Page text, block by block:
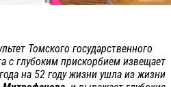
Томского государственного
с глубоким прискорбием извещает
на 52 году жизни ушла из жизни